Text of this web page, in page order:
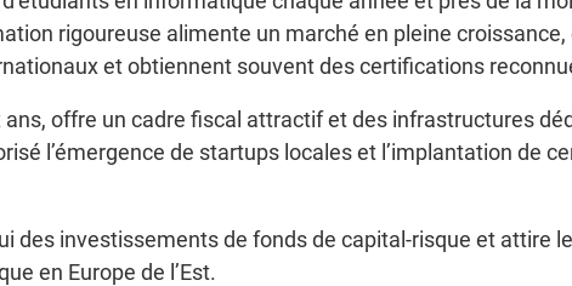
rigoureuse alimente un marché en pleine croissance,
et obtiennent souvent des certifications
ans, offre un cadre fiscal attractif et des infrastructures
l’émergence de startups locales et l’implantation de
des investissements de fonds de capital-risque et attire
en Europe de l’Est.